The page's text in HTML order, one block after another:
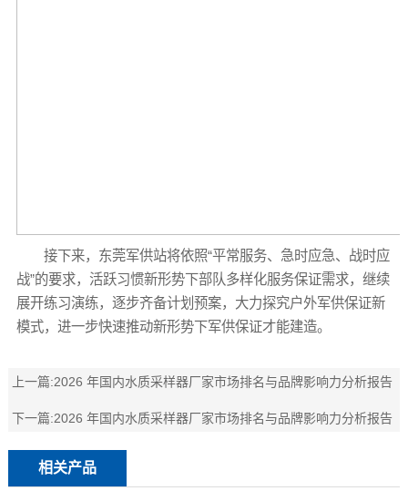
接下来，东莞军供站将依照“平常服务、急时应急、战时应
战”的要求，活跃习惯新形势下部队多样化服务保证需求，继续
展开练习演练，逐步齐备计划预案，大力探究户外军供保证新
模式，进一步快速推动新形势下军供保证才能建造。
上一篇:2026 年国内水质采样器厂家市场排名与品牌影响力分析报告
下一篇:2026 年国内水质采样器厂家市场排名与品牌影响力分析报告
相关产品